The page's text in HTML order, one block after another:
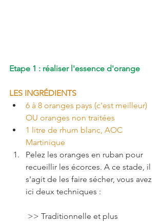
Etape 1 : réaliser l'essence d'orange
LES INGRÉDIENTS
6 à 8 oranges pays (c'est meilleur)
OU oranges non traitées
1 litre de rhum blanc, AOC
Martinique
Pelez les oranges en ruban pour
recueillir les écorces. A ce stade, il
s'agit de les faire sécher, vous avez
ici deux techniques :